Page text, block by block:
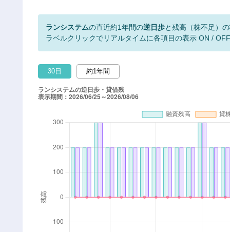
ランシステムの直近約1年間の逆日歩と残高（株不足）
ラベルクリックでリアルタイムに各項目の表示 ON /
30日 約1年間